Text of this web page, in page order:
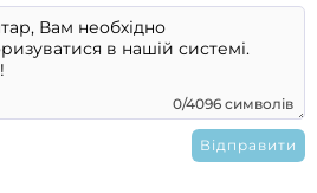
0/4096 символів